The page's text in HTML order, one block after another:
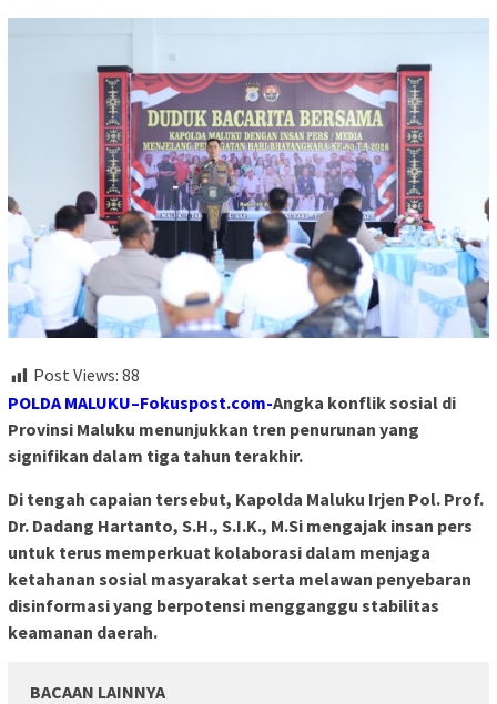
Post Views: 88
POLDA MALUKU–Fokuspost.com-Angka konflik sosial di
Provinsi Maluku menunjukkan tren penurunan yang
signifikan dalam tiga tahun terakhir.
Di tengah capaian tersebut, Kapolda Maluku Irjen Pol. Prof.
Dr. Dadang Hartanto, S.H., S.I.K., M.Si mengajak insan pers
untuk terus memperkuat kolaborasi dalam menjaga
ketahanan sosial masyarakat serta melawan penyebaran
disinformasi yang berpotensi mengganggu stabilitas
keamanan daerah.
BACAAN LAINNYA